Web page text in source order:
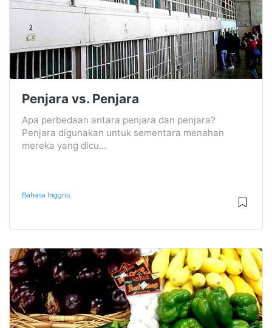
Penjara vs. Penjara
Apa perbedaan antara penjara dan penjara?
Penjara digunakan untuk sementara menahan
mereka yang dicu...
Bahasa Inggris